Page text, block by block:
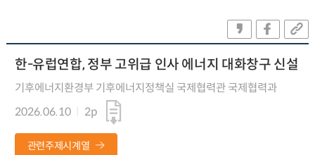
한-유럽연합, 정부 고위급 인사 에너지 대화창구 신설
기후에너지환경부 기후에너지정책실 국제협력관 국제협력과
2026.06.10
2p
관련주제시계열